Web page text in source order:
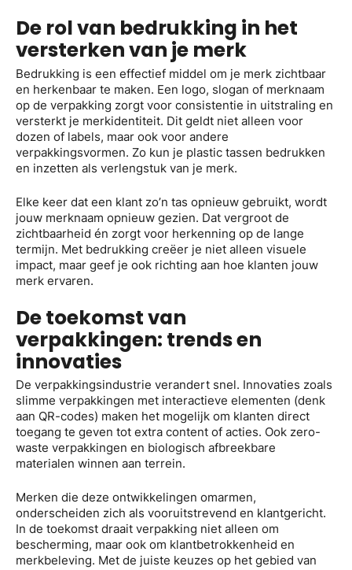
De rol van bedrukking in het
versterken van je merk
Bedrukking is een effectief middel om je merk zichtbaar
en herkenbaar te maken. Een logo, slogan of merknaam
op de verpakking zorgt voor consistentie in uitstraling en
versterkt je merkidentiteit. Dit geldt niet alleen voor
dozen of labels, maar ook voor andere
verpakkingsvormen. Zo kun je plastic tassen bedrukken
en inzetten als verlengstuk van je merk.
Elke keer dat een klant zo’n tas opnieuw gebruikt, wordt
jouw merknaam opnieuw gezien. Dat vergroot de
zichtbaarheid én zorgt voor herkenning op de lange
termijn. Met bedrukking creëer je niet alleen visuele
impact, maar geef je ook richting aan hoe klanten jouw
merk ervaren.
De toekomst van
verpakkingen: trends en
innovaties
De verpakkingsindustrie verandert snel. Innovaties zoals
slimme verpakkingen met interactieve elementen (denk
aan QR-codes) maken het mogelijk om klanten direct
toegang te geven tot extra content of acties. Ook zero-
waste verpakkingen en biologisch afbreekbare
materialen winnen aan terrein.
Merken die deze ontwikkelingen omarmen,
onderscheiden zich als vooruitstrevend en klantgericht.
In de toekomst draait verpakking niet alleen om
bescherming, maar ook om klantbetrokkenheid en
merkbeleving. Met de juiste keuzes op het gebied van